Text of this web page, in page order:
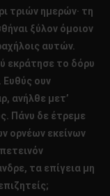
τριών ημερών· τη
ξύλον όμοιον
αυτών.
εκράτησε το δόρυ
ουν
ανήλθε μετ’
Πάνυ δε έτρεμε
ορνέων εκείνων
τα επίγεια μη